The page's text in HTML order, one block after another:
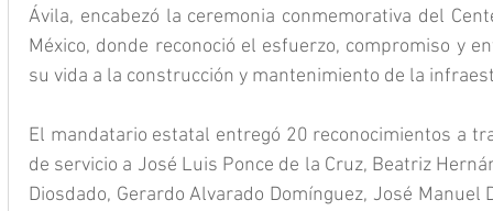
Ávila, encabezó la ceremonia conmemorativa del
México, donde reconoció el esfuerzo, compromiso y
su vida a la construcción y mantenimiento de la
El mandatario estatal entregó 20 reconocimientos a
de servicio a José Luis Ponce de la Cruz, Beatriz
Diosdado, Gerardo Alvarado Domínguez, José Manuel